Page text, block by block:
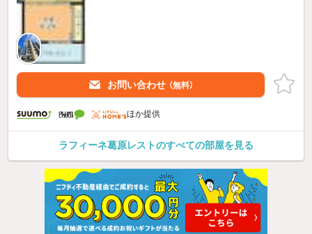
お問い合わせ （無料）
ほか提供
ラフィーネ葛原レストのすべての部屋を見る